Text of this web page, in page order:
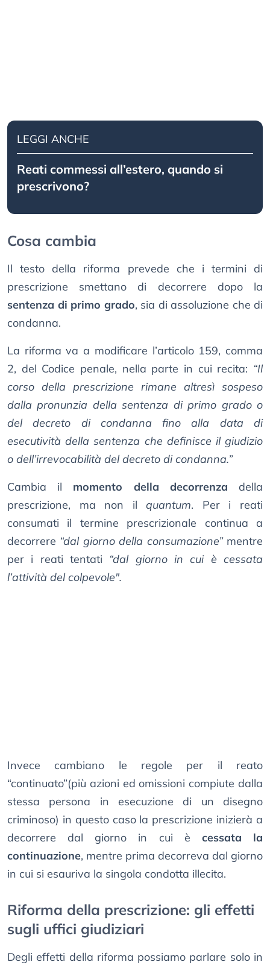
LEGGI ANCHE
Reati commessi all’estero, quando si
prescrivono?
Cosa cambia
Il testo della riforma prevede che i termini di
prescrizione smettano di decorrere dopo la
sentenza di primo grado, sia di assoluzione che di
condanna.
La riforma va a modificare l’articolo 159, comma
2, del Codice penale, nella parte in cui recita: “Il
corso della prescrizione rimane altresì sospeso
dalla pronunzia della sentenza di primo grado o
del decreto di condanna fino alla data di
esecutività della sentenza che definisce il giudizio
o dell’irrevocabilità del decreto di condanna.”
Cambia il momento della decorrenza della
prescrizione, ma non ilquantum. Per i reati
consumati il termine prescrizionale continua a
decorrere “dal giorno della consumazione”mentre
per i reati tentati “dal giorno in cui è cessata
l’attività del colpevole".
Invece cambiano le regole per il reato
“continuato”(più azioni ed omissioni compiute dalla
stessa persona in esecuzione di un disegno
criminoso) in questo caso la prescrizione inizierà a
decorrere dal giorno in cui è cessata la
continuazione, mentre prima decorreva dal giorno
in cui si esauriva la singola condotta illecita.
Riforma della prescrizione: gli effetti
sugli uffici giudiziari
Degli effetti della riforma possiamo parlare solo in